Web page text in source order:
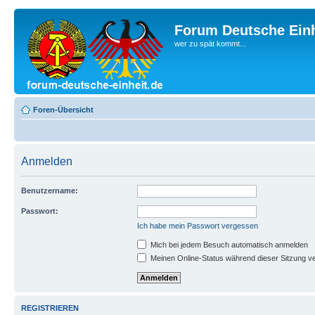
Forum Deutsche
wer zu spät kommt...
Foren-Übersicht
Anmelden
Benutzername:
Passwort:
Ich habe mein Passwort vergessen
Mich bei jedem Besuch automatisch anmelden
Meinen Online-Status während dieser Sitzung
REGISTRIEREN